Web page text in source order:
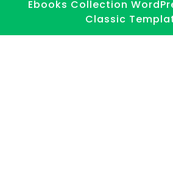
Ebooks Collection
Classic